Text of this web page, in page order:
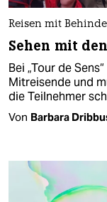
Reisen mit
Sehen mit
Bei „Tour de
Mitreisende und
die Teilnehmer
Von Barbara